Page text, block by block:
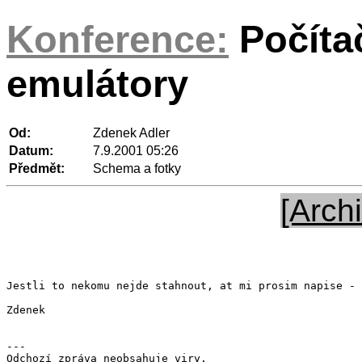
Konference:
emulátory
Od:
Zdenek Adler
Datum:
7.9.2001 05:26
Předmět:
Schema a fotky
Jestli to nekomu nejde stahnout, at mi prosim napise -
Zdenek
---
Odchozí zpráva neobsahuje viry.